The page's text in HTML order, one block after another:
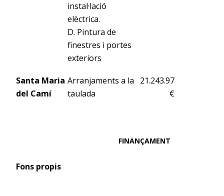
instal·lació
elèctrica.
D. Pintura de
finestres i portes
exteriors
Santa Maria
del Camí
Arranjaments a la
taulada
21.243.97
€
FINANÇAMENT
Fons propis